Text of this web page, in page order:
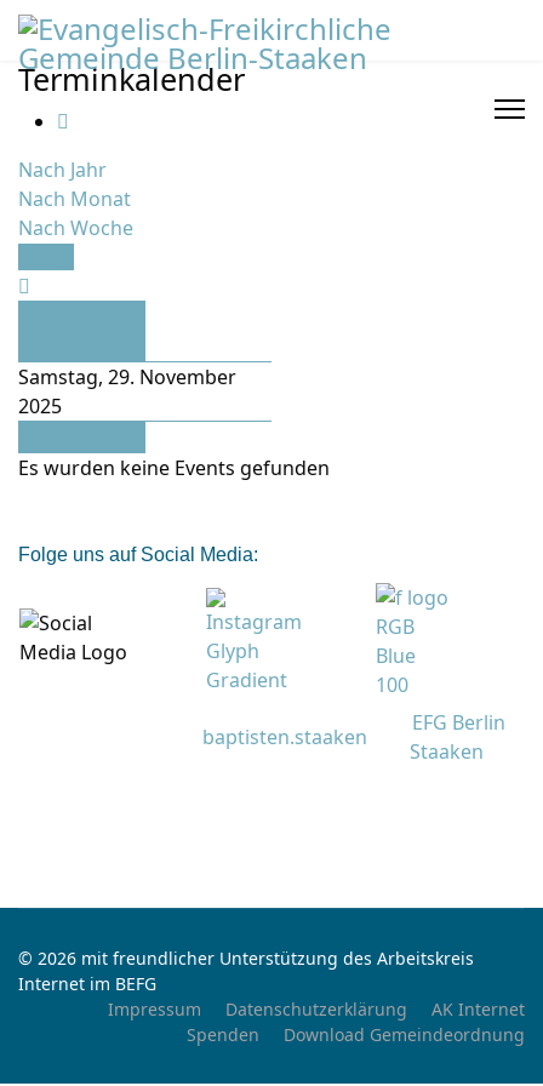
Terminkalender
Nach Jahr
Nach Monat
Nach Woche
Samstag, 29. November
2025
Es wurden keine Events gefunden
Folge uns auf Social Media:
baptisten.staaken
EFG Berlin
Staaken
© 2026 mit freundlicher Unterstützung des Arbeitskreis
Internet im BEFG
Impressum
Datenschutzerklärung
AK Internet
Spenden
Download Gemeindeordnung